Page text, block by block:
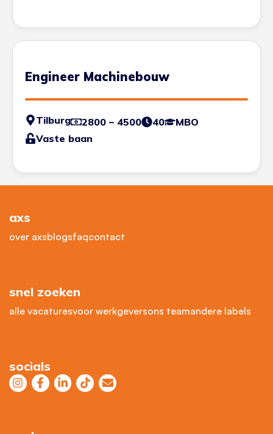
Engineer Machinebouw
Tilburg 2800 – 4500 40
MBO
Vaste baan
axs
over axsblogsfaqcontact
snel zoeken
alle vacaturesvoor werkgeversons teamandere labels
socials